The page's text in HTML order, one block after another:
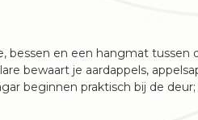
bessen en een hangmat tussen
bewaart je aardappels,
beginnen praktisch bij de